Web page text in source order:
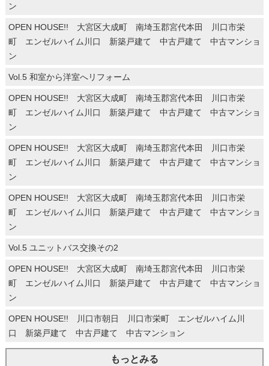
ン
OPEN HOUSE!! 大宮区大成町 南埼玉郡宮代本田 川口市栄
町 エンゼルハイム川口 新築戸建て 中古戸建て 中古マンショ
ン
Vol.5 和室から洋室へリフォーム
OPEN HOUSE!! 大宮区大成町 南埼玉郡宮代本田 川口市栄
町 エンゼルハイム川口 新築戸建て 中古戸建て 中古マンショ
ン
OPEN HOUSE!! 大宮区大成町 南埼玉郡宮代本田 川口市栄
町 エンゼルハイム川口 新築戸建て 中古戸建て 中古マンショ
ン
OPEN HOUSE!! 大宮区大成町 南埼玉郡宮代本田 川口市栄
町 エンゼルハイム川口 新築戸建て 中古戸建て 中古マンショ
ン
Vol.5 ユニットバス交換その2
OPEN HOUSE!! 大宮区大成町 南埼玉郡宮代本田 川口市栄
町 エンゼルハイム川口 新築戸建て 中古戸建て 中古マンショ
ン
OPEN HOUSE!! 川口市朝日 川口市栄町 エンゼルハイム川
口 新築戸建て 中古戸建て 中古マンション
もっとみる